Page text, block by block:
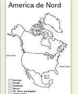
America de Nord